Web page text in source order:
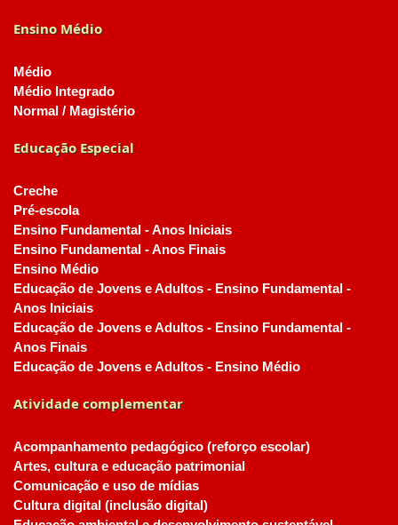
Ensino Médio
Médio
Médio Integrado
Normal / Magistério
Educação Especial
Creche
Pré-escola
Ensino Fundamental - Anos Iniciais
Ensino Fundamental - Anos Finais
Ensino Médio
Educação de Jovens e Adultos - Ensino Fundamental -
Anos Iniciais
Educação de Jovens e Adultos - Ensino Fundamental -
Anos Finais
Educação de Jovens e Adultos - Ensino Médio
Atividade complementar
Acompanhamento pedagógico (reforço escolar)
Artes, cultura e educação patrimonial
Comunicação e uso de mídias
Cultura digital (inclusão digital)